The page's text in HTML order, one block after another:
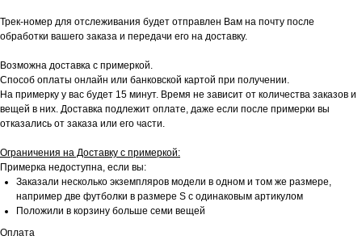
Трек-номер для отслеживания будет отправлен Вам на почту после
обработки вашего заказа и передачи его на доставку.
Возможна доставка с примеркой.
Способ оплаты онлайн или банковской картой при получении.
На примерку у вас будет 15 минут. Время не зависит от количества заказов и
вещей в них. Доставка подлежит оплате, даже если после примерки вы
отказались от заказа или его части.
Ограничения на Доставку с примеркой:
Примерка недоступна, если вы:
Заказали несколько экземпляров модели в одном и том же размере,
например две футболки в размере S с одинаковым артикулом
Положили в корзину больше семи вещей
Оплата